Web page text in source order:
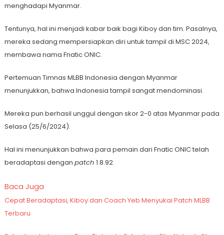
menghadapi Myanmar.
Tentunya, hal ini menjadi kabar baik bagi Kiboy dan tim. Pasalnya,
mereka sedang mempersiapkan diri untuk tampil di MSC 2024,
membawa nama Fnatic ONIC.
Pertemuan Timnas MLBB Indonesia dengan Myanmar
menunjukkan, bahwa Indonesia tampil sangat mendominasi.
Mereka pun berhasil unggul dengan skor 2-0 atas Myanmar pada
Selasa (25/6/2024).
Hal ini menunjukkan bahwa para pemain dari Fnatic ONIC telah
beradaptasi dengan patch 1.8.92.
Baca Juga
Cepat Beradaptasi, Kiboy dan Coach Yeb Menyukai Patch MLBB
Terbaru